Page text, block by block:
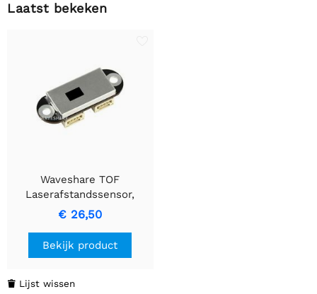
Laatst bekeken
Waveshare TOF
Laserafstandssensor,
UART / CAN-bus,
Ondersteuning voor
cascades, Bereik tot 5m,
met software
€ 26,50
Bekijk product
 Lijst wissen